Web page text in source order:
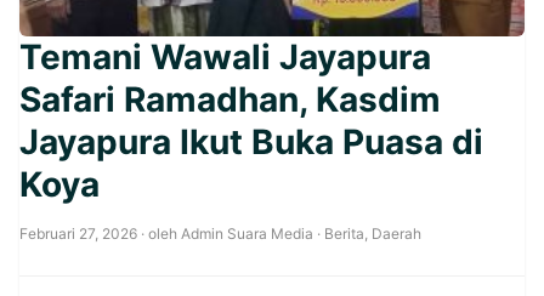
Temani Wawali Jayapura
Safari Ramadhan, Kasdim
Jayapura Ikut Buka Puasa di
Koya
Februari 27, 2026 · oleh Admin Suara Media · Berita, Daerah